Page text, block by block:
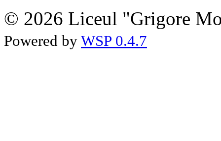
© 2026 Liceul "Grigore
Powered by WSP 0.4.7